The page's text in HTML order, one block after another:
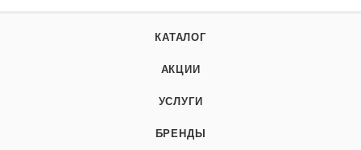
КАТАЛОГ
АКЦИИ
УСЛУГИ
БРЕНДЫ